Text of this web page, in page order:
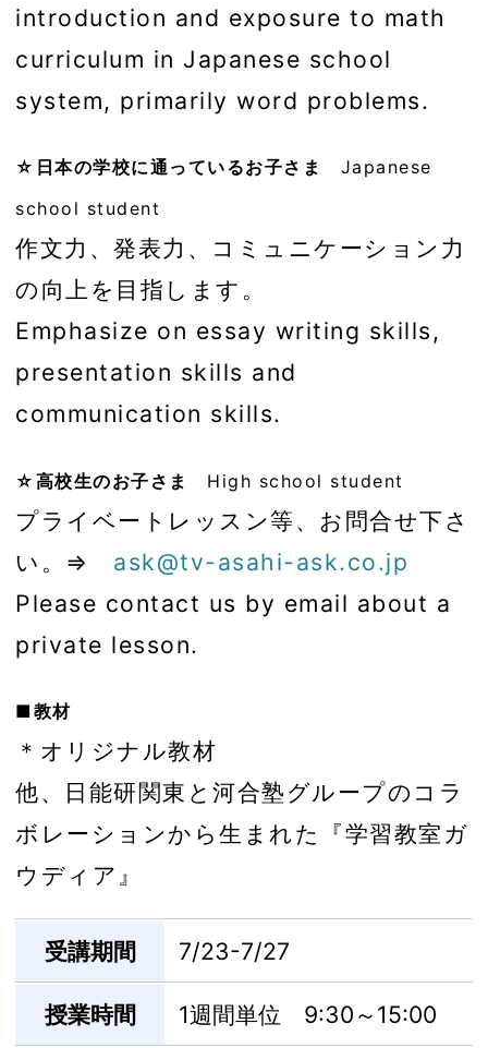
introduction and exposure to math
curriculum in Japanese school
system, primarily word problems.
☆日本の学校に通っているお子さま
Japanese
school student
作文力、発表力、コミュニケーション力
の向上を目指します。
Emphasize on essay writing skills,
presentation skills and
communication skills.
☆高校生のお子さま High school student
プライベートレッスン等、お問合せ下さ
い。⇒ ask@tv-asahi-ask.co.jp
Please contact us by email about a
private lesson.
■教材
＊オリジナル教材
他、日能研関東と河合塾グループのコラ
ボレーションから生まれた『学習教室ガ
ウディア』
受講期間 7/23-7/27
授業時間 1週間単位 9:30～15:00